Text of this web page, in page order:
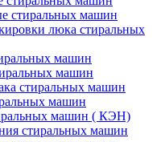
стиральных машин
люка стиральных
машин
машин
стиральных машин
машин
машин ( КЭН)
стиральных машин